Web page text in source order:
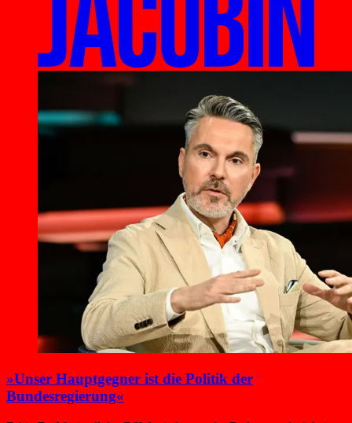
»Unser Hauptgegner ist die Politik der
Bundesregierung«